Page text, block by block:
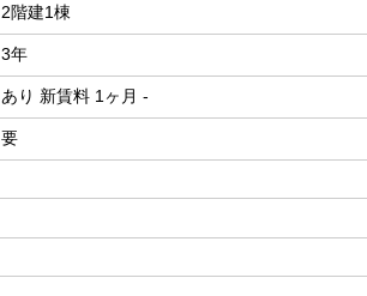
2階建1棟
3年
あり 新賃料 1ヶ月 -
要